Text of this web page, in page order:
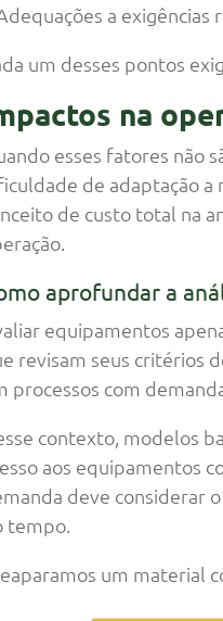
a exigências
um desses pontos
na
esses fatores não
de adaptação a
de custo total na
aprofundar a
equipamentos
revisam seus critérios
processos com
contexto, modelos
aos equipamentos
deve considerar
tempo.
um material